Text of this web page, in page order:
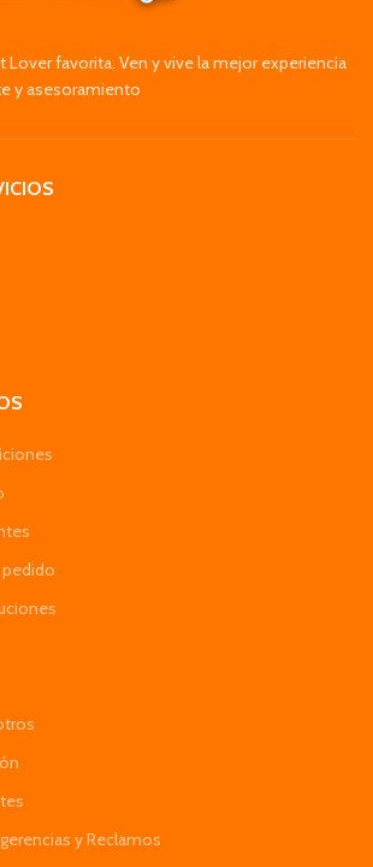
favorita. Ven y vive la mejor experiencia
y asesoramiento
y Reclamos